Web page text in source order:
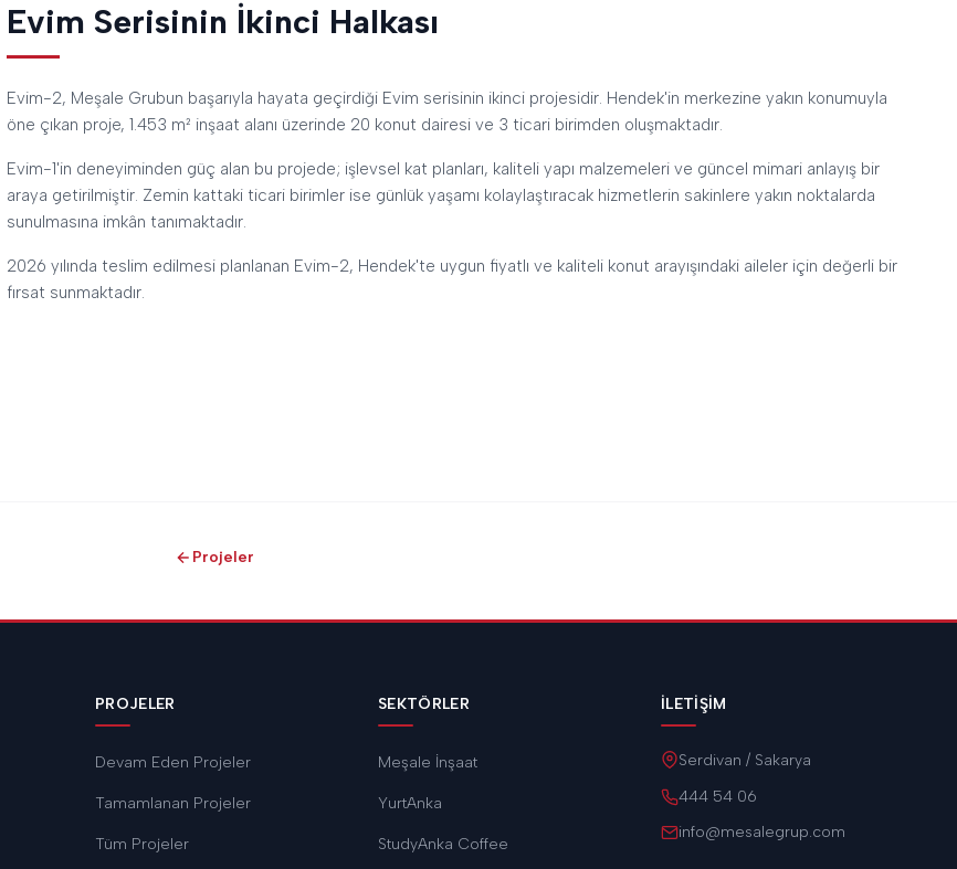
Evim Serisinin İkinci Halkası
Evim-2, Meşale Grubun başarıyla hayata geçirdiği Evim serisinin ikinci projesidir. Hendek'in merkezine yakın konumuyla
öne çıkan proje, 1.453 m² inşaat alanı üzerinde 20 konut dairesi ve 3 ticari birimden oluşmaktadır.
Evim-1'in deneyiminden güç alan bu projede; işlevsel kat planları, kaliteli yapı malzemeleri ve güncel mimari anlayış bir
araya getirilmiştir. Zemin kattaki ticari birimler ise günlük yaşamı kolaylaştıracak hizmetlerin sakinlere yakın noktalarda
sunulmasına imkân tanımaktadır.
2026 yılında teslim edilmesi planlanan Evim-2, Hendek'te uygun fiyatlı ve kaliteli konut arayışındaki aileler için değerli bir
fırsat sunmaktadır.
Projeler
PROJELER
Devam Eden Projeler
Tamamlanan Projeler
Tüm Projeler
SEKTÖRLER
Meşale İnşaat
YurtAnka
StudyAnka Coffee
İLETIŞIM
Serdivan / Sakarya
444 54 06
info@mesalegrup.com